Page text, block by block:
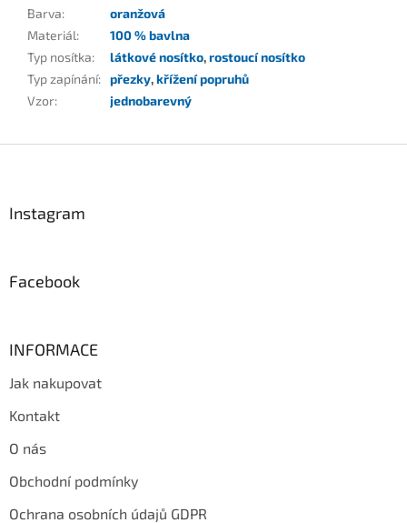
Barva:
oranžová
Materiál:
100 % bavlna
Typ nosítka: látkové nosítko,rostoucí nosítko
Typ zapínání: přezky,křížení popruhů
Vzor: jednobarevný
Instagram
Facebook
INFORMACE
Jak nakupovat
Kontakt
O nás
Obchodní podmínky
Ochrana osobních údajů GDPR